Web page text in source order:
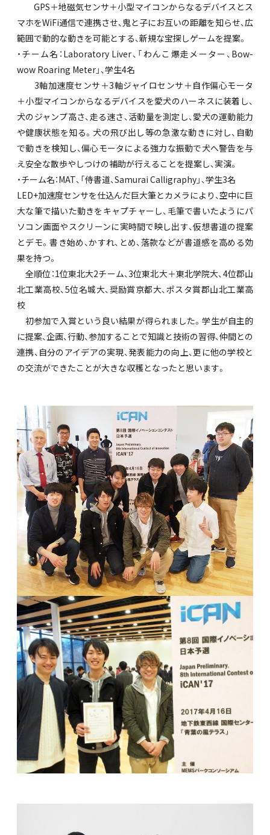
GPS＋地磁気センサ＋小型マイコンからなるデバイスとス
マホをWiFi通信で連携させ、鬼と子にお互いの距離を知らせ、広
範囲で動的な動きを可能とする、新規な宝探しゲームを提案。
・チーム名：Laboratory Liver、「わんこ爆走メーター、Bow-
wow Roaring Meter」、学生4名
3軸加速度センサ＋3軸ジャイロセンサ＋自作偏心モータ
＋小型マイコンからなるデバイスを愛犬のハーネスに装着し、
犬のジャンプ高さ、走る速さ、活動量を測定し、愛犬の運動能力
や健康状態を知る。犬の飛び出し等の急激な動きに対し、自動
で動きを検知し、偏心モータによる強力な振動で犬へ警告を与
え安全な散歩やしつけの補助が行えることを提案し、実演。
・チーム名：MAT、「侍書道、Samurai Calligraphy」、学生3名
LED+加速度センサを仕込んだ巨大筆とカメラにより、空中に巨
大な筆で描いた動きをキャプチャーし、毛筆で書いたようにパ
ソコン画面やスクリーンに実時間で映し出す、仮想書道の提案
とデモ。書き始め、かすれ、とめ、落款などが書道感を高める効
果を持つ。
全順位：1位東北大2チーム、3位東北大＋東北学院大、4位郡山
北工業高校、5位名城大、奨励賞京都大、ポスタ賞郡山北工業高
校
初参加で入賞という良い結果が得られました。学生が自主的
に提案、企画、行動、参加することで知識と技術の習得、仲間との
連携、自分のアイデアの実現、発表能力の向上、更に他の学校と
の交流ができたことが大きな収穫となったと思います。